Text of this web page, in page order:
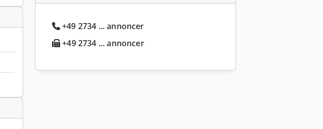
+49 2734 ... annoncer
+49 2734 ... annoncer